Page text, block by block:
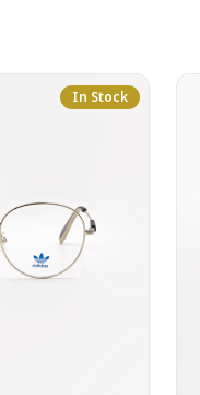
In Stock